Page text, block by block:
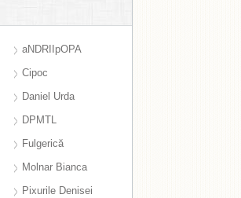
aNDRIIpOPA
Cipoc
Daniel Urda
DPMTL
Fulgerică
Molnar Bianca
Pixurile Denisei